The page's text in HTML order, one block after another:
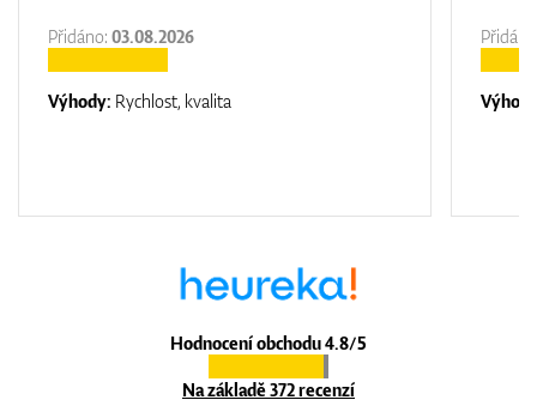
Hodnocení obchodu 4.8/5
Na základě 372 recenzí
Přidáno: 03.08.2026
Výhody: Rychlost, kvalita